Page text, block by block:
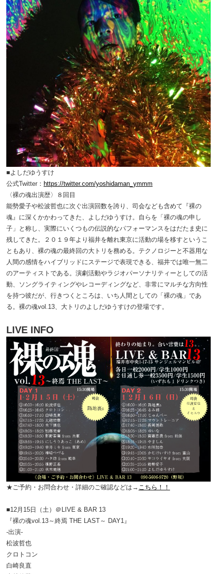
■よしだゆうすけ
公式Twitter： https://twitter.com/yoshidaman_ymmm
〈裸の魂出演歴〉８回目
能勢愛子や松波哲也に次ぐ出演回数を誇り、司会なども含めて『裸の
魂』に深くかかわってきた、よしだゆうすけ。自らを「裸の魂の申し
子」と称し、実際にいくつもの伝説的なパフォーマンスをはだたま史に
残してきた。２０１９年より福井を離れ東京に活動の場を移すというこ
ともあり、裸の魂の最終回の大トリを務める。テクノロジーと不器用な
人間の感情をハイブリッドにステージで表現できる、福井では唯一無二
のアーティストである。演劇活動やラジオパーソナリティーとしての活
動、ソングライティングやレコーディングなど、非常にマルチな方向性
を持つ彼だが、行きつくところは、いち人間としての「裸の魂」であ
る。裸の魂vol.13、大トリのよしだゆうすけの登場です。
LIVE INFO
★ご予約・お問合わせ・詳細のご確認などは→ こちら！！
■12月15日（土）＠LIVE & BAR 13
『裸の魂vol.13～終焉 THE LAST～ DAY1』
-出演-
松波哲也
クロトコン
白崎良直